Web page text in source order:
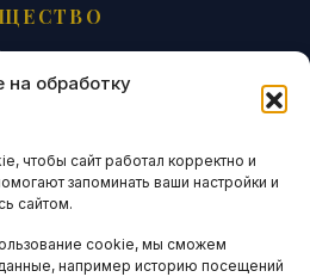
на обработку
чтобы сайт работал корректно и
запоминать ваши настройки и
сайтом.
cookie, мы сможем
например историю посещений